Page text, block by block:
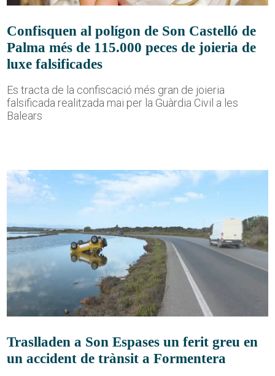
Confisquen al polígon de Son Castelló de
Palma més de 115.000 peces de joieria de
luxe falsificades
Es tracta de la confiscació més gran de joieria
falsificada realitzada mai per la Guàrdia Civil a les
Balears
Traslladen a Son Espases un ferit greu en
un accident de trànsit a Formentera